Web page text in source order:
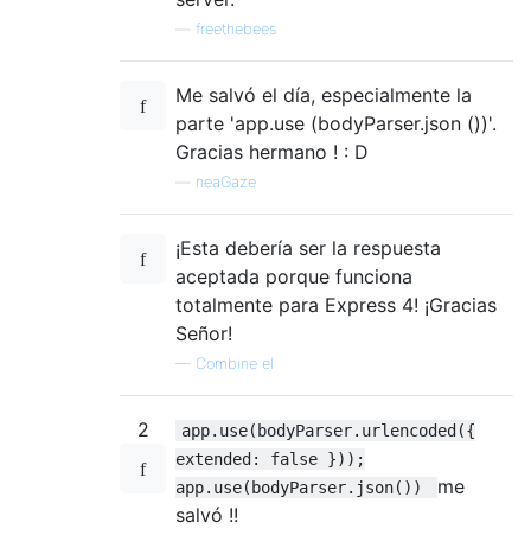
freethebees
Me salvó el día, especialmente la
parte 'app.use (bodyParser.json ())'.
Gracias hermano ! : D
neaGaze
¡Esta debería ser la respuesta
aceptada porque funciona
totalmente para Express 4! ¡Gracias
Señor!
— Combine el
2
app.use(bodyParser.urlencoded({
extended: false }));
app.use(bodyParser.json())
me
salvó !!